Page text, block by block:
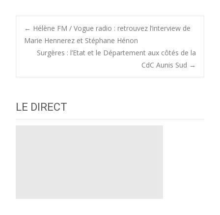
Post
navigation
← Hélène FM / Vogue radio : retrouvez l’interview de
Marie Hennerez et Stéphane Hénon
Surgères : l’Etat et le Département aux côtés de la
CdC Aunis Sud →
LE DIRECT